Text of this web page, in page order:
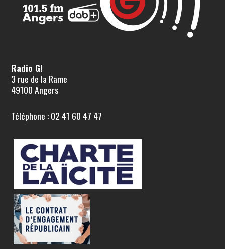
Radio G!
3 rue de la Rame
49100 Angers
Téléphone : 02 41 60 47 47